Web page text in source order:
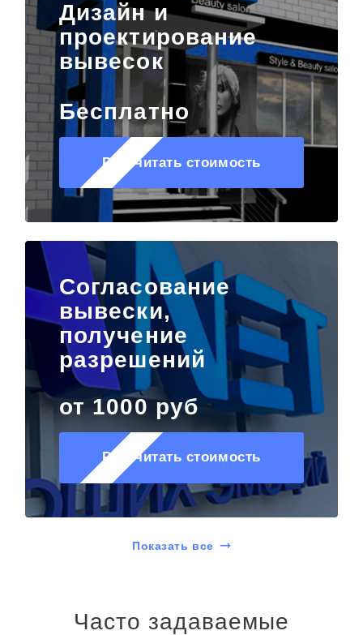
Дизайн и
проектирование
вывесок
Бесплатно
Рассчитать стоимость
Согласование
вывески,
получение
разрешений
от 1000 руб
Рассчитать стоимость
Показать все
Часто задаваемые